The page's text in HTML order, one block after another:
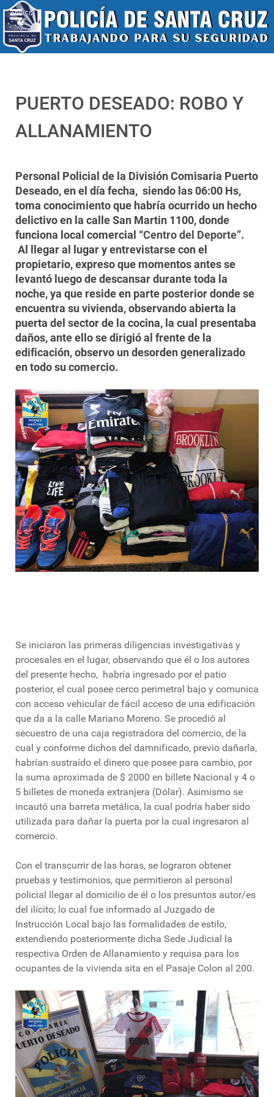
PUERTO DESEADO: ROBO Y
ALLANAMIENTO
Personal Policial de la División Comisaria Puerto
Deseado, en el día fecha, siendo las 06:00 Hs,
toma conocimiento que habría ocurrido un hecho
delictivo en la calle San Martin 1100, donde
funciona local comercial “Centro del Deporte”.
Al llegar al lugar y entrevistarse con el
propietario, expreso que momentos antes se
levantó luego de descansar durante toda la
noche, ya que reside en parte posterior donde se
encuentra su vivienda, observando abierta la
puerta del sector de la cocina, la cual presentaba
daños, ante ello se dirigió al frente de la
edificación, observo un desorden generalizado
en todo su comercio.
Se iniciaron las primeras diligencias investigativas y
procesales en el lugar, observando que él o los autores
del presente hecho, habría ingresado por el patio
posterior, el cual posee cerco perimetral bajo y comunica
con acceso vehicular de fácil acceso de una edificación
que da a la calle Mariano Moreno. Se procedió al
secuestro de una caja registradora del comercio, de la
cual y conforme dichos del damnificado, previo dañarla,
habrían sustraído el dinero que posee para cambio, por
la suma aproximada de $ 2000 en billete Nacional y 4 o
5 billetes de moneda extranjera (Dólar). Asimismo se
incautó una barreta metálica, la cual podría haber sido
utilizada para dañar la puerta por la cual ingresaron al
comercio.
Con el transcurrir de las horas, se lograron obtener
pruebas y testimonios, que permitieron al personal
policial llegar al domicilio de él o los presuntos autor/es
del ilícito; lo cual fue informado al Juzgado de
Instrucción Local bajo las formalidades de estilo,
extendiendo posteriormente dicha Sede Judicial la
respectiva Orden de Allanamiento y requisa para los
ocupantes de la vivienda sita en el Pasaje Colon al 200.